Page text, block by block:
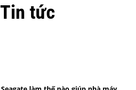
Tin tức